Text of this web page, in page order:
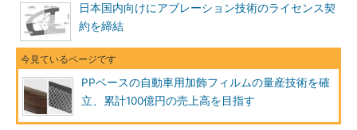
日本国内向けにアブレーション技術のライセンス契
約を締結
PPベースの自動車用加飾フィルムの量産技術を確
立、累計100億円の売上高を目指す